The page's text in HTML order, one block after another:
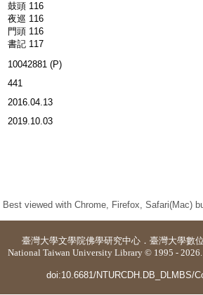
鼓頭 116
夜巡 116
門頭 116
書記 117
10042881 (P)
441
2016.04.13
2019.10.03
Best viewed with Chrome, Firefox, Safari(Mac)
臺灣大學文學院佛學研究中心 ． 臺灣大學數
National Taiwan University Library © 1995 -
doi:10.6681/NTURCDH.DB_DLMBS/